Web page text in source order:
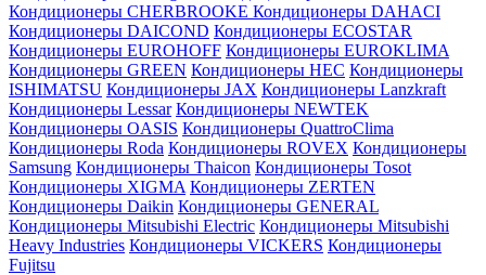
Кондиционеры CHERBROOKE Кондиционеры DAHACI
Кондиционеры DAICOND Кондиционеры ECOSTAR
Кондиционеры EUROHOFF Кондиционеры EUROKLIMA
Кондиционеры GREEN Кондиционеры HEC Кондиционеры
ISHIMATSU Кондиционеры JAX Кондиционеры Lanzkraft
Кондиционеры Lessar Кондиционеры NEWTEK
Кондиционеры OASIS Кондиционеры QuattroClima
Кондиционеры Roda Кондиционеры ROVEX Кондиционеры
Samsung Кондиционеры Thaicon Кондиционеры Tosot
Кондиционеры XIGMA Кондиционеры ZERTEN
Кондиционеры Daikin Кондиционеры GENERAL
Кондиционеры Mitsubishi Electric Кондиционеры Mitsubishi
Heavy Industries Кондиционеры VICKERS Кондиционеры
Fujitsu